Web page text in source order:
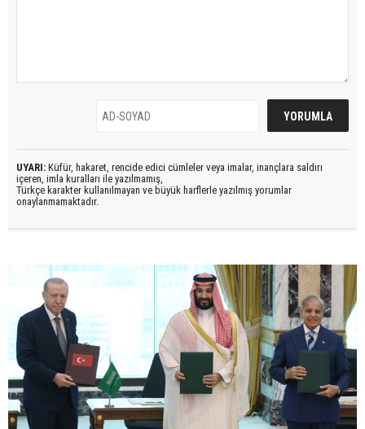
UYARI: Küfür, hakaret, rencide edici cümleler veya imalar, inançlara saldırı
içeren, imla kuralları ile yazılmamış,
Türkçe karakter kullanılmayan ve büyük harflerle yazılmış yorumlar
onaylanmamaktadır.